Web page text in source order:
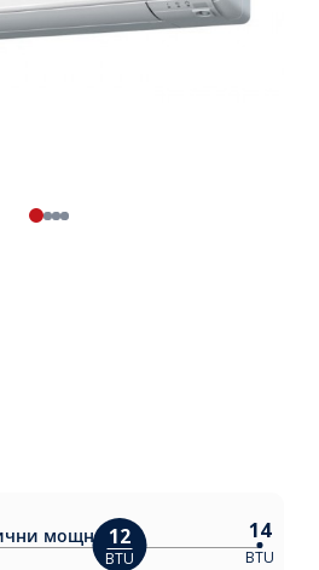
мощности:
12
BTU
14
BTU